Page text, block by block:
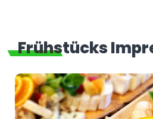
Frühstücks